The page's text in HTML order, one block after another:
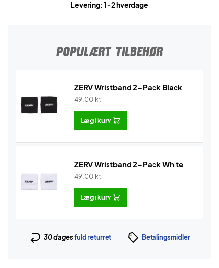
Levering: 1-2 hverdage
POPULÆRT TILBEHØR
ZERV Wristband 2-Pack Black
49,00 kr.
Læg i kurv
ZERV Wristband 2-Pack White
49,00 kr.
Læg i kurv
30 dagesfuld returret Betalingsmidler